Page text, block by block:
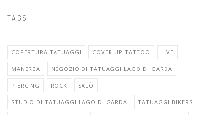
TAGS
COPERTURA TATUAGGI COVER UP TATTOO LIVE
MANERBA NEGOZIO DI TATUAGGI LAGO DI GARDA
PIERCING ROCK SALÒ
STUDIO DI TATUAGGI LAGO DI GARDA TATUAGGI BIKERS